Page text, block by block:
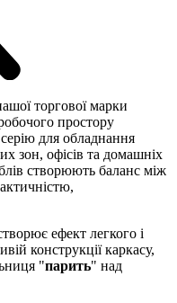
торгової марки
простору
для обладнання
зон, офісів та домашніх
створюють баланс між
ефект легкого і
конструкції каркасу,
"парить" над